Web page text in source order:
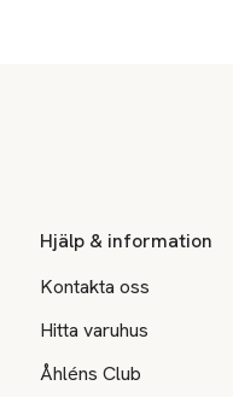
Hjälp & information
Kontakta oss
Hitta varuhus
Åhléns Club